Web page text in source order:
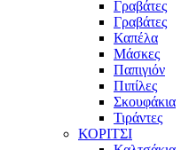
Γραβάτες
Γραβάτες
Καπέλα
Μάσκες
Παπιγιόν
Πιπίλες
Σκουφάκια
Τιράντες
ΚΟΡΙΤΣΙ